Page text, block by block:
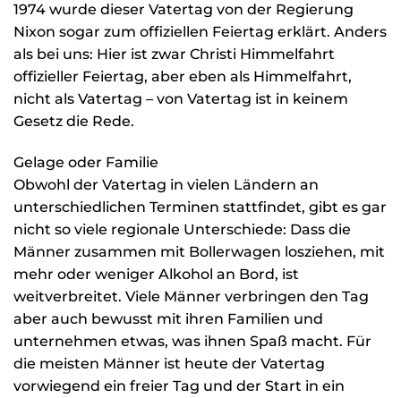
1974 wurde dieser Vatertag von der Regierung
Nixon sogar zum offiziellen Feiertag erklärt. Anders
als bei uns: Hier ist zwar Christi Himmelfahrt
offizieller Feiertag, aber eben als Himmelfahrt,
nicht als Vatertag – von Vatertag ist in keinem
Gesetz die Rede.
Gelage oder Familie
Obwohl der Vatertag in vielen Ländern an
unterschiedlichen Terminen stattfindet, gibt es gar
nicht so viele regionale Unterschiede: Dass die
Männer zusammen mit Bollerwagen losziehen, mit
mehr oder weniger Alkohol an Bord, ist
weitverbreitet. Viele Männer verbringen den Tag
aber auch bewusst mit ihren Familien und
unternehmen etwas, was ihnen Spaß macht. Für
die meisten Männer ist heute der Vatertag
vorwiegend ein freier Tag und der Start in ein